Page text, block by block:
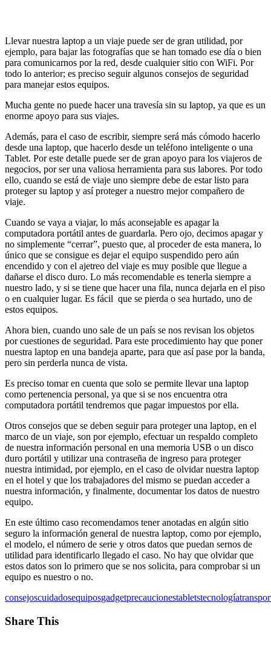
Llevar nuestra laptop a un viaje puede ser de gran utilidad, por
ejemplo, para bajar las fotografías que se han tomado ese día o bien
para comunicarnos por la red, desde cualquier sitio con WiFi. Por
todo lo anterior; es preciso seguir algunos consejos de seguridad
para manejar estos equipos.
Mucha gente no puede hacer una travesía sin su laptop, ya que es un
enorme apoyo para sus viajes.
Además, para el caso de escribir, siempre será más cómodo hacerlo
desde una laptop, que hacerlo desde un teléfono inteligente o una
Tablet. Por este detalle puede ser de gran apoyo para los viajeros de
negocios, por ser una valiosa herramienta para sus labores. Por todo
ello, cuando se está de viaje uno siempre debe de estar listo para
proteger su laptop y así proteger a nuestro mejor compañero de
viaje.
Cuando se vaya a viajar, lo más aconsejable es apagar la
computadora portátil antes de guardarla. Pero ojo, decimos apagar y
no simplemente “cerrar”, puesto que, al proceder de esta manera, lo
único que se consigue es dejar el equipo suspendido pero aún
encendido y con el ajetreo del viaje es muy posible que llegue a
dañarse el disco duro. Lo más recomendable es tenerla siempre a
nuestro lado, y si se tiene que hacer una fila, nunca dejarla en el piso
o en cualquier lugar. Es fácil que se pierda o sea hurtado, uno de
estos equipos.
Ahora bien, cuando uno sale de un país se nos revisan los objetos
por cuestiones de seguridad. Para este procedimiento hay que poner
nuestra laptop en una bandeja aparte, para que así pase por la banda,
pero sin perderla nunca de vista.
Es preciso tomar en cuenta que solo se permite llevar una laptop
como pertenencia personal, ya que si se nos encuentra otra
computadora portátil tendremos que pagar impuestos por ella.
Otros consejos que se deben seguir para proteger una laptop, en el
marco de un viaje, son por ejemplo, efectuar un respaldo completo
de nuestra información personal en una memoria USB o un disco
duro portátil y utilizar una contraseña de ingreso para proteger
nuestra intimidad, por ejemplo, en el caso de olvidar nuestra laptop
en el hotel y que los trabajadores del mismo se puedan acceder a
nuestra información, y finalmente, documentar los datos de nuestro
equipo.
En este último caso recomendamos tener anotadas en algún sitio
seguro la información general de nuestra laptop, como por ejemplo,
el modelo, el número de serie y otros datos que puedan sernos de
utilidad para identificarlo llegado el caso. No hay que olvidar que
estos datos son lo primero que se nos solicita, para comprobar si un
equipo es nuestro o no.
consejoscuidadosequiposgadgetprecaucionestabletstecnología
Share This